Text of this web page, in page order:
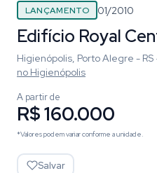
LANÇAMENTO 01/2010
Edifício Royal
Higienópolis, Porto Alegre - RS ·
no Higienópolis
A partir de
R$ 160.000
*Valores podem variar conforme a unidade.
Salvar